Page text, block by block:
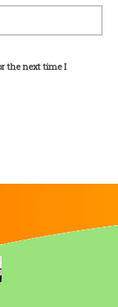
the next time I